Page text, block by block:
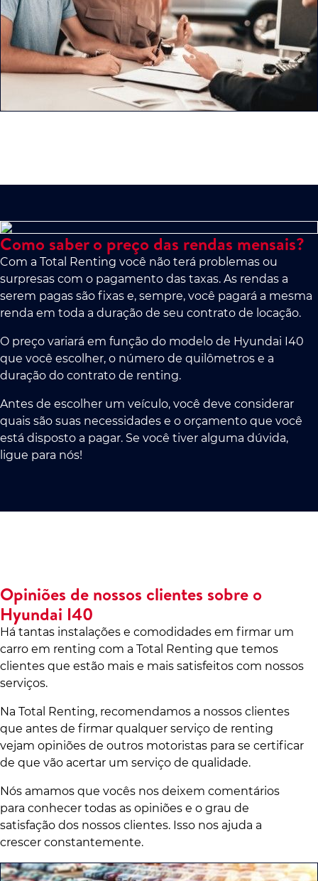
Como saber o preço das rendas mensais?
Com a Total Renting você não terá problemas ou
surpresas com o pagamento das taxas. As rendas a
serem pagas são fixas e, sempre, você pagará a mesma
renda em toda a duração de seu contrato de locação.
O preço variará em função do modelo de Hyundai I40
que você escolher, o número de quilômetros e a
duração do contrato de renting.
Antes de escolher um veículo, você deve considerar
quais são suas necessidades e o orçamento que você
está disposto a pagar. Se você tiver alguma dúvida,
ligue para nós!
Opiniões de nossos clientes sobre o
Hyundai I40
Há tantas instalações e comodidades em firmar um
carro em renting com a Total Renting que temos
clientes que estão mais e mais satisfeitos com nossos
serviços.
Na Total Renting, recomendamos a nossos clientes
que antes de firmar qualquer serviço de renting
vejam opiniões de outros motoristas para se certificar
de que vão acertar um serviço de qualidade.
Nós amamos que vocês nos deixem comentários
para conhecer todas as opiniões e o grau de
satisfação dos nossos clientes. Isso nos ajuda a
crescer constantemente.